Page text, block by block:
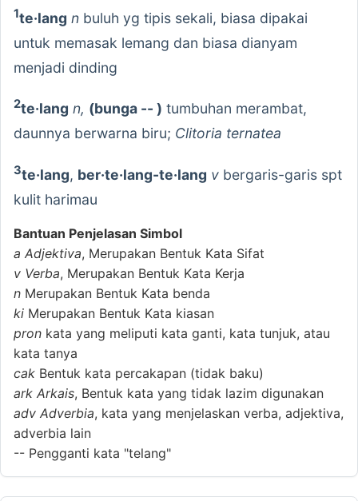
1te·lang n buluh yg tipis sekali, biasa dipakai
untuk memasak lemang dan biasa dianyam
menjadi dinding
2te·lang n, (bunga -- ) tumbuhan merambat,
daunnya berwarna biru; Clitoria ternatea
3te·lang, ber·te·lang-te·lang v bergaris-garis spt
kulit harimau
Bantuan Penjelasan Simbol
a Adjektiva, Merupakan Bentuk Kata Sifat
v Verba, Merupakan Bentuk Kata Kerja
n Merupakan Bentuk Kata benda
ki Merupakan Bentuk Kata kiasan
pron kata yang meliputi kata ganti, kata tunjuk, atau
kata tanya
cak Bentuk kata percakapan (tidak baku)
ark Arkais, Bentuk kata yang tidak lazim digunakan
adv Adverbia, kata yang menjelaskan verba, adjektiva,
adverbia lain
-- Pengganti kata "telang"